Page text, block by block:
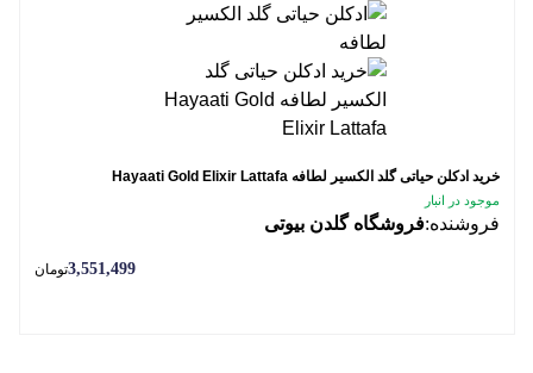
خرید ادکلن حیاتی گلد الکسیر لطافه Hayaati Gold Elixir Lattafa
موجود در انبار
فروشنده:فروشگاه گلدن بیوتی
3,551,499تومان